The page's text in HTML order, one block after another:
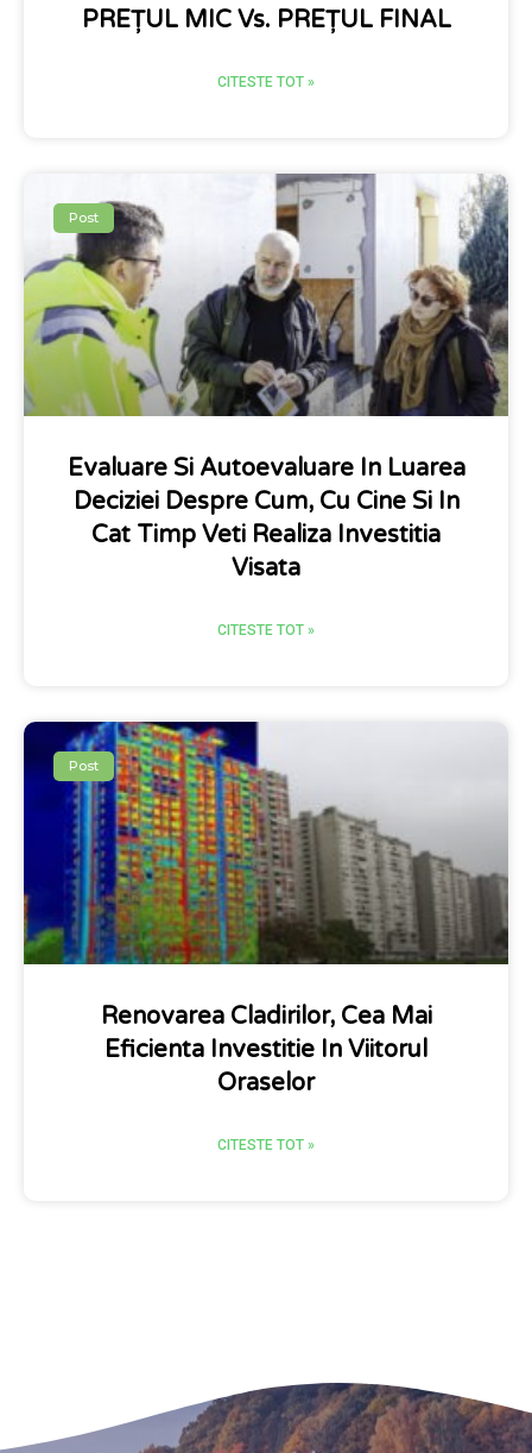
PREȚUL MIC Vs. PREȚUL FINAL
CITESTE TOT »
Post
Evaluare Si Autoevaluare In Luarea
Deciziei Despre Cum, Cu Cine Si In
Cat Timp Veti Realiza Investitia
Visata
CITESTE TOT »
Post
Renovarea Cladirilor, Cea Mai
Eficienta Investitie In Viitorul
Oraselor
CITESTE TOT »